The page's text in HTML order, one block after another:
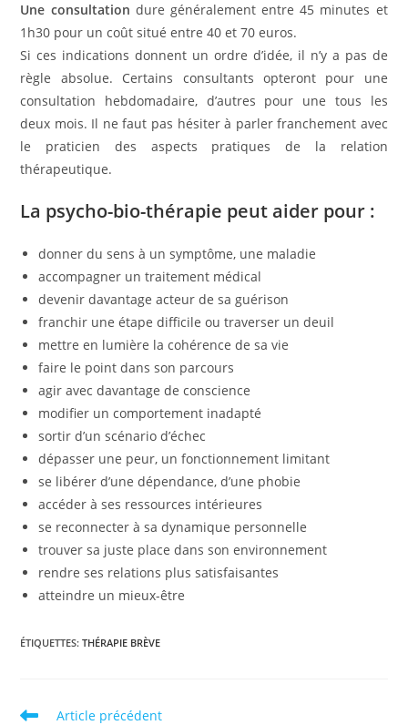
Une consultation dure généralement entre 45 minutes et
1h30 pour un coût situé entre 40 et 70 euros.
Si ces indications donnent un ordre d’idée, il n’y a pas de
règle absolue. Certains consultants opteront pour une
consultation hebdomadaire, d’autres pour une tous les
deux mois. Il ne faut pas hésiter à parler franchement avec
le praticien des aspects pratiques de la relation
thérapeutique.
La psycho-bio-thérapie peut aider pour :
donner du sens à un symptôme, une maladie
accompagner un traitement médical
devenir davantage acteur de sa guérison
franchir une étape difficile ou traverser un deuil
mettre en lumière la cohérence de sa vie
faire le point dans son parcours
agir avec davantage de conscience
modifier un comportement inadapté
sortir d’un scénario d’échec
dépasser une peur, un fonctionnement limitant
se libérer d’une dépendance, d’une phobie
accéder à ses ressources intérieures
se reconnecter à sa dynamique personnelle
trouver sa juste place dans son environnement
rendre ses relations plus satisfaisantes
atteindre un mieux-être
ÉTIQUETTES:THÉRAPIE BRÈVE
Read
Article précédent